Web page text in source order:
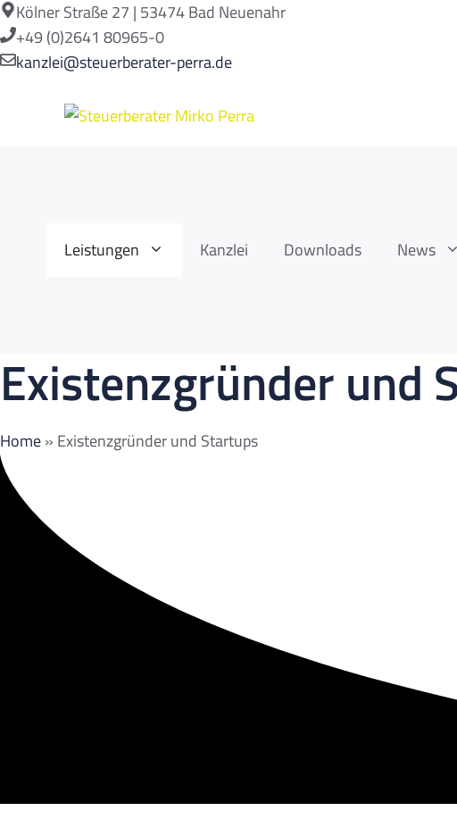
Zum
Inhalt
springen
Kölner Straße 27 | 53474 Bad Neuenahr
+49 (0)2641 80965-0
kanzlei@steuerberater-perra.de
Leistungen Kanzlei Downloads News
Existenzgründer und
Home» Existenzgründer und Startups